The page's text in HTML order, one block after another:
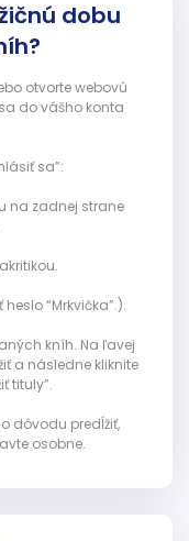
dobu
otvorte webovú
do vášho konta
sa”:
na zadnej strane
“Mrkvička”.).
kníh. Na ľavej
a následne kliknite
tituly”.
dôvodu predĺžiť,
osobne.